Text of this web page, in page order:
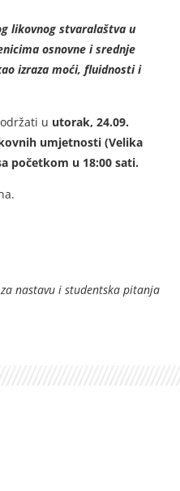
likovnog stvaralaštva u
osnovne i srednje
izraza moći, fluidnosti i
u utorak, 24.09.
umjetnosti (Velika
početkom u 18:00 sati.
nastavu i studentska pitanja